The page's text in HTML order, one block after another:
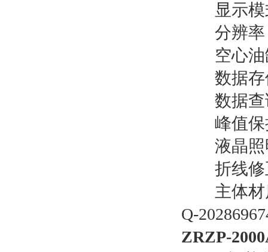
显示模
分辨率
空心油
数据存
数据查
峰值保
液晶照
折线修
主体材质
Q-
ZRZP-